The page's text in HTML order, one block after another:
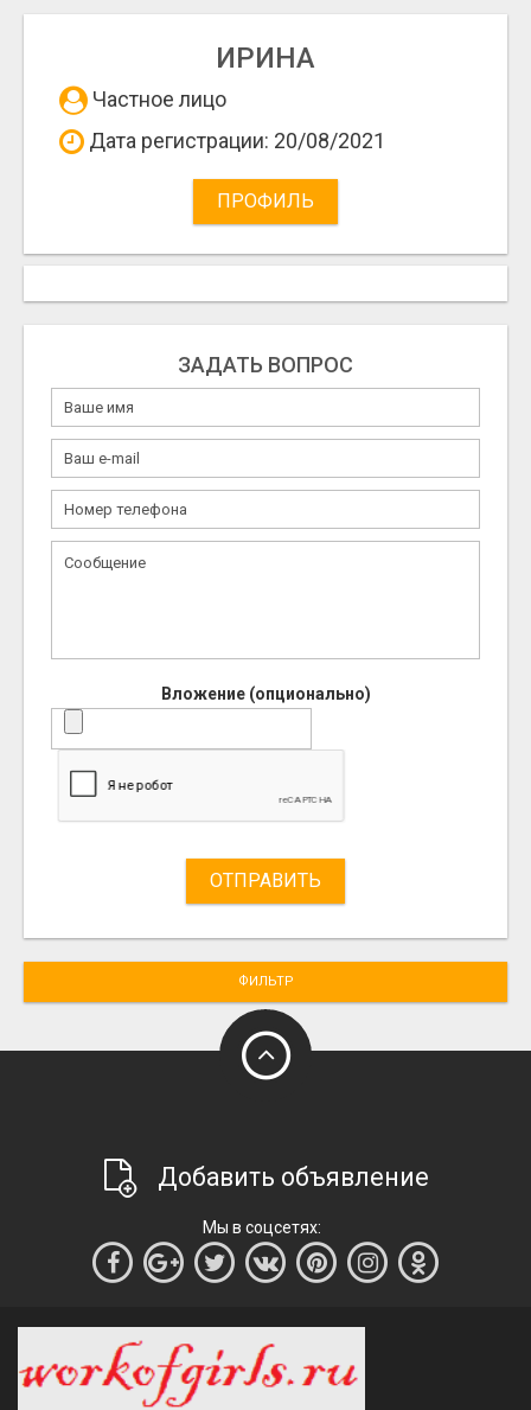
ИРИНА
Частное лицо
Дата регистрации: 20/08/2021
ПРОФИЛЬ
ЗАДАТЬ ВОПРОС
Вложение (опционально)
ОТПРАВИТЬ
ФИЛЬТР
Добавить объявление
Мы в соцсетях: